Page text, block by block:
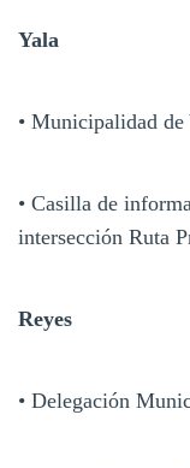
Yala
• Municipalidad de
• Casilla de
intersección Ruta
Reyes
• Delegación